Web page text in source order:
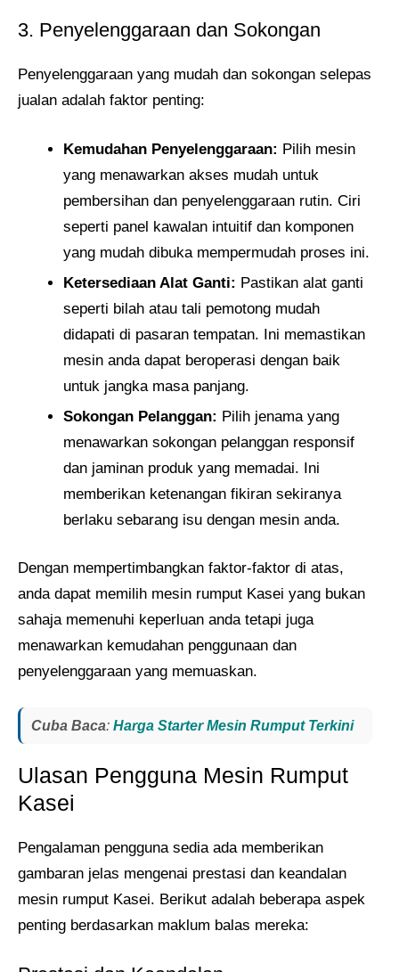
3. Penyelenggaraan dan Sokongan
Penyelenggaraan yang mudah dan sokongan selepas
jualan adalah faktor penting:
Kemudahan Penyelenggaraan: Pilih mesin
yang menawarkan akses mudah untuk
pembersihan dan penyelenggaraan rutin. Ciri
seperti panel kawalan intuitif dan komponen
yang mudah dibuka mempermudah proses ini.
Ketersediaan Alat Ganti: Pastikan alat ganti
seperti bilah atau tali pemotong mudah
didapati di pasaran tempatan. Ini memastikan
mesin anda dapat beroperasi dengan baik
untuk jangka masa panjang.
Sokongan Pelanggan: Pilih jenama yang
menawarkan sokongan pelanggan responsif
dan jaminan produk yang memadai. Ini
memberikan ketenangan fikiran sekiranya
berlaku sebarang isu dengan mesin anda.
Dengan mempertimbangkan faktor-faktor di atas,
anda dapat memilih mesin rumput Kasei yang bukan
sahaja memenuhi keperluan anda tetapi juga
menawarkan kemudahan penggunaan dan
penyelenggaraan yang memuaskan.
Cuba Baca: Harga Starter Mesin Rumput Terkini
Ulasan Pengguna Mesin Rumput
Kasei
Pengalaman pengguna sedia ada memberikan
gambaran jelas mengenai prestasi dan keandalan
mesin rumput Kasei. Berikut adalah beberapa aspek
penting berdasarkan maklum balas mereka: